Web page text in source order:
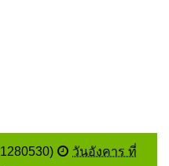
1280530)
วันอังคาร ที่